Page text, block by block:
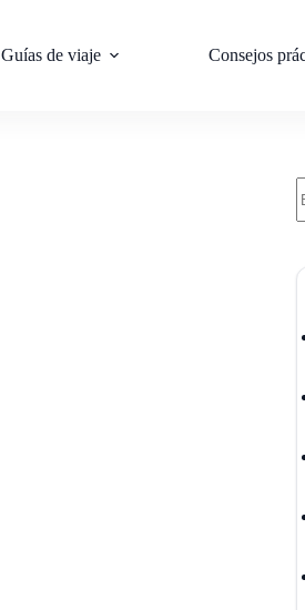
Guías de viaje Consejos